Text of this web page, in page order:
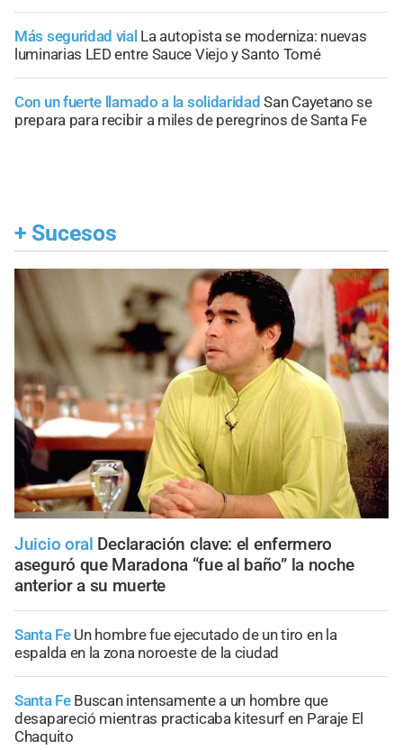
Más seguridad vial La autopista se moderniza: nuevas
luminarias LED entre Sauce Viejo y Santo Tomé
Con un fuerte llamado a la solidaridad San Cayetano se
prepara para recibir a miles de peregrinos de Santa Fe
+ Sucesos
Juicio oral Declaración clave: el enfermero
aseguró que Maradona “fue al baño” la noche
anterior a su muerte
Santa Fe Un hombre fue ejecutado de un tiro en la
espalda en la zona noroeste de la ciudad
Santa Fe Buscan intensamente a un hombre que
desapareció mientras practicaba kitesurf en Paraje El
Chaquito